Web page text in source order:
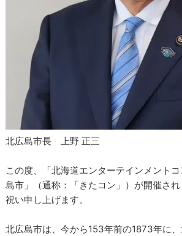
北広島市長 上野 正三
この度、「北海道エンターテインメント
島市」（通称：「きたコン」）が開催さ
祝い申し上げます。
北広島市は、今から153年前の1873年に